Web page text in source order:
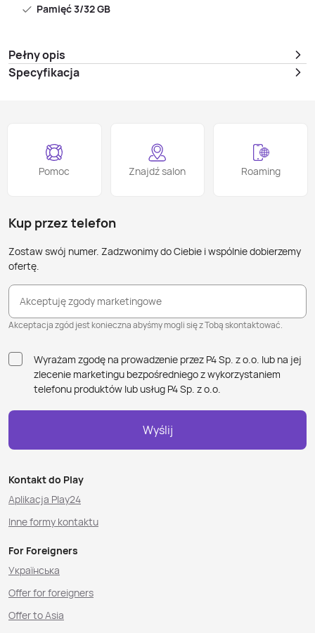
Pamięć 3/32 GB
Pełny opis
Specyfikacja
Pomoc Znajdź salon Roaming
Kup przez telefon
Zostaw swój numer. Zadzwonimy do Ciebie i wspólnie dobierzemy
ofertę.
Akceptuję zgody marketingowe
Akceptacja zgód jest konieczna abyśmy mogli się z Tobą skontaktować.
Wyrażam zgodę na prowadzenie przez P4 Sp. z o.o. lub na jej
zlecenie marketingu bezpośredniego z wykorzystaniem
telefonu produktów lub usług P4 Sp. z o.o.
Wyślij
Kontakt do Play
Aplikacja Play24
Inne formy kontaktu
For Foreigners
Українська
Offer for foreigners
Offer to Asia